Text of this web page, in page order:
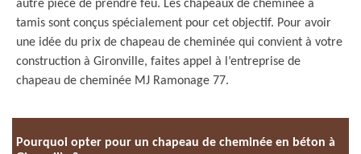
autre pièce de prendre feu. Les chapeaux de cheminée à
tamis sont conçus spécialement pour cet objectif. Pour avoir
une idée du prix de chapeau de cheminée qui convient à votre
construction à Gironville, faites appel à l’entreprise de
chapeau de cheminée MJ Ramonage 77.
Pourquoi opter pour un chapeau de cheminée en béton à